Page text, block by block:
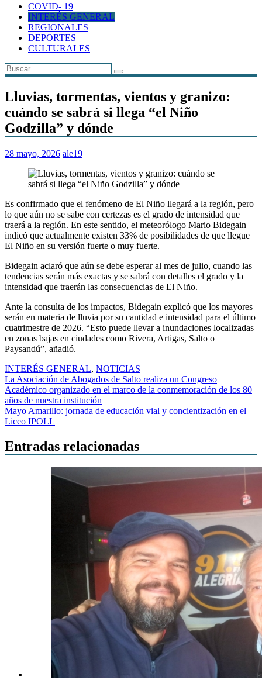
COVID- 19
INTERÉS GENERAL
REGIONALES
DEPORTES
CULTURALES
Lluvias, tormentas, vientos y granizo:
cuándo se sabrá si llega “el Niño
Godzilla” y dónde
28 mayo, 2026 ale19
Es confirmado que el fenómeno de El Niño llegará a la región, pero
lo que aún no se sabe con certezas es el grado de intensidad que
traerá a la región. En este sentido, el meteorólogo Mario Bidegain
indicó que actualmente existen 33% de posibilidades de que llegue
El Niño en su versión fuerte o muy fuerte.
Bidegain aclaró que aún se debe esperar al mes de julio, cuando las
tendencias serán más exactas y se sabrá con detalles el grado y la
intensidad que traerán las consecuencias de El Niño.
Ante la consulta de los impactos, Bidegain explicó que los mayores
serán en materia de lluvia por su cantidad e intensidad para el último
cuatrimestre de 2026. “Esto puede llevar a inundaciones localizadas
en zonas bajas en ciudades como Rivera, Artigas, Salto o
Paysandú”, añadió.
INTERÉS GENERAL, NOTICIAS
Navegación
de
entradas
La Asociación de Abogados de Salto realiza un Congreso
Académico organizado en el marco de la conmemoración de los 80
años de nuestra institución
Mayo Amarillo: jornada de educación vial y concientización en el
Liceo IPOLL
Entradas relacionadas